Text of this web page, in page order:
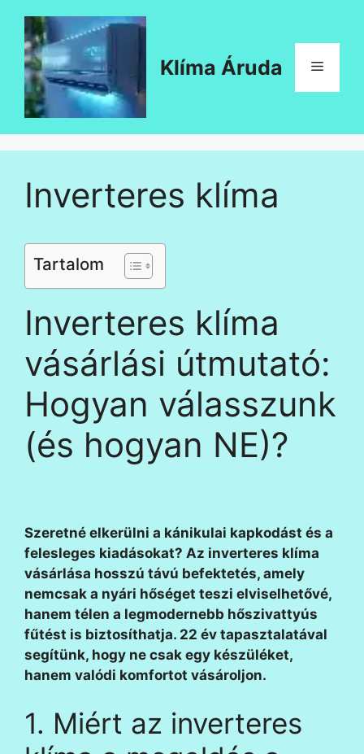
tartalomba
Klíma Áruda Menü
Inverteres klíma
Tartalom
Inverteres klíma
vásárlási útmutató:
Hogyan válasszunk
(és hogyan NE)?
Szeretné elkerülni a kánikulai kapkodást és a
felesleges kiadásokat? Az inverteres klíma
vásárlása hosszú távú befektetés, amely
nemcsak a nyári hőséget teszi elviselhetővé,
hanem télen a legmodernebb hőszivattyús
fűtést is biztosíthatja. 22 év tapasztalatával
segítünk, hogy ne csak egy készüléket,
hanem valódi komfortot vásároljon.
1. Miért az inverteres